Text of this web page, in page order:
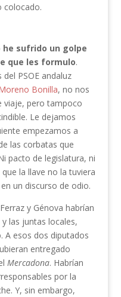
colocado.
he sufrido un golpe
que les formulo.
PSOE andaluz
Bonilla, no nos
viaje, pero tampoco
Le dejamos
empezamos a
las corbatas que
pacto de legislatura, ni
la llave no la tuviera
un discurso de odio.
Ferraz y Génova habrían
las juntas locales,
A esos dos diputados
entregado
Mercadona. Habrían
por la
Y, sin embargo,